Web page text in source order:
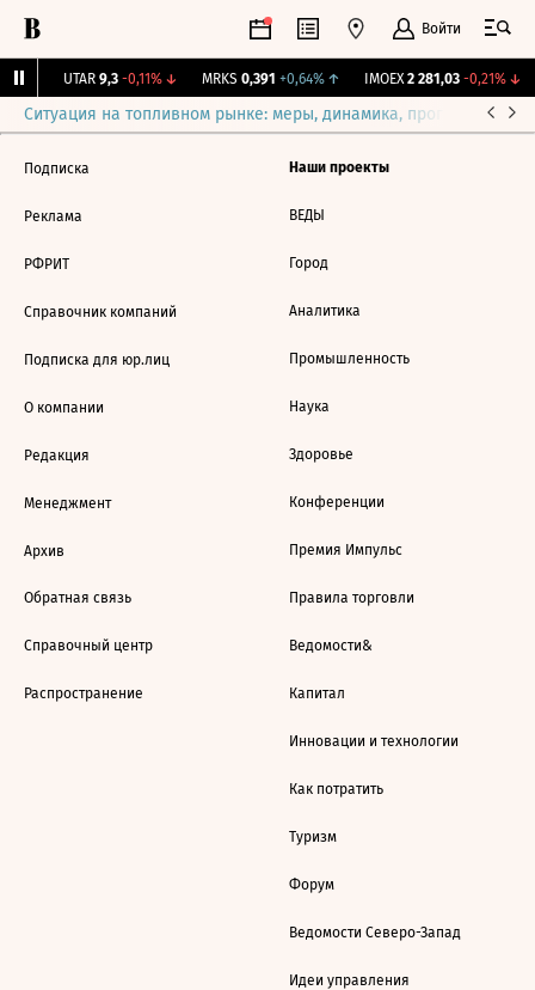
Войти
UTAR 9,3 -0,11%↓ MRKS 0,391 +0,64%↑ IMOEX 2 281,03 -0,21%↓
Ситуация на топливном рынке: меры, динамика, прогнозы
Подписка
Реклама
РФРИТ
Справочник компаний
Подписка для юр.лиц
О компании
Редакция
Менеджмент
Архив
Обратная связь
Справочный центр
Распространение
Наши проекты
ВЕДЫ
Город
Аналитика
Промышленность
Наука
Здоровье
Конференции
Премия Импульс
Правила торговли
Ведомости&
Капитал
Инновации и технологии
Как потратить
Туризм
Форум
Ведомости Северо-Запад
Идеи управления